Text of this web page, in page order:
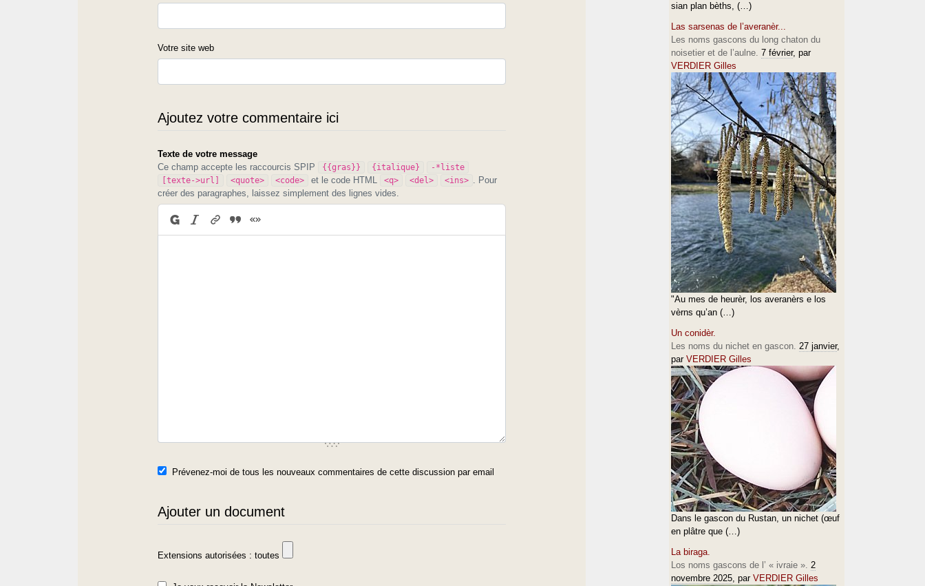
Votre site web
Ajoutez votre commentaire ici
Texte de votre message
Ce champ accepte les raccourcis SPIP
{{gras}} {italique}
-*liste
[texte->url]
<quote> <code> et le code HTML <q> <del> <ins>
. Pour
créer des paragraphes, laissez simplement des lignes vides.
Prévenez-moi de tous les nouveaux commentaires de cette discussion par email
Ajouter un document
Extensions autorisées : toutes
sian plan bèths, (…)
Las sarsenas de l’averanèr...
Les noms gascons du long chaton du
noisetier et de l’aulne. 7 février, par
VERDIER Gilles
"Au mes de heurèr, los averanèrs e los
vèrns qu’an (…)
Un conidèr.
Les noms du nichet en gascon. 27 janvier,
par VERDIER Gilles
Dans le gascon du Rustan, un nichet (œuf
en plâtre que (…)
La biraga.
Los noms gascons de l’ « ivraie ». 2
novembre 2025, par VERDIER Gilles